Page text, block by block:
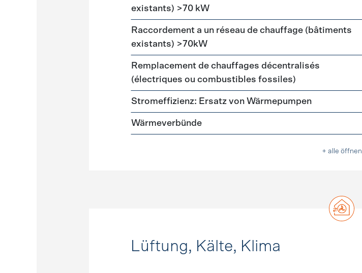
existants) >70 kW
Raccordement a un réseau de chauffage (bâtiments
existants) >70kW
Remplacement de chauffages décentralisés
(électriques ou combustibles fossiles)
Stromeffizienz: Ersatz von Wärmepumpen
Wärmeverbünde
+ alle öffnen
Lüftung, Kälte, Klima